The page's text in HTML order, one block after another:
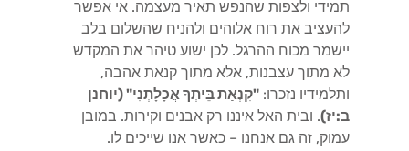
תמידי ולצפות שהנפש תאיר מעצמה. אי אפשר
להעציב את רוח אלוהים ולהניח שהשלום בלב
יישמר מכוח ההרגל. לכן ישוע טיהר את המקדש
לא מתוך עצבנות, אלא מתוך קנאת אהבה,
ותלמידיו נזכרו: "קִנְאַת בֵּיתְךָ אֲכָלָתְנִי" (יוחנן
ב:יז). ובית האל איננו רק אבנים וקירות. במובן
עמוק, זה גם אנחנו – כאשר אנו שייכים לו.